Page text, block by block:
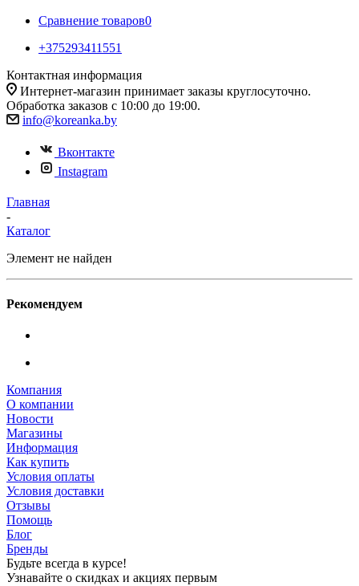
Сравнение товаров0
+375293411551
Контактная информация
Интернет-магазин принимает заказы круглосуточно.
Обработка заказов с 10:00 до 19:00.
info@koreanka.by
Вконтакте
Instagram
Главная
-
Каталог
Элемент не найден
Рекомендуем
Компания
О компании
Новости
Магазины
Информация
Как купить
Условия оплаты
Условия доставки
Отзывы
Помощь
Блог
Бренды
Будьте всегда в курсе!
Узнавайте о скидках и акциях первым